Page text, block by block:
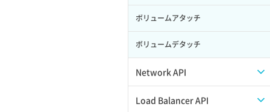
ボリュームアタッチ
ボリュームデタッチ
Network API
QoSポリシー一覧取得
Load Balancer API